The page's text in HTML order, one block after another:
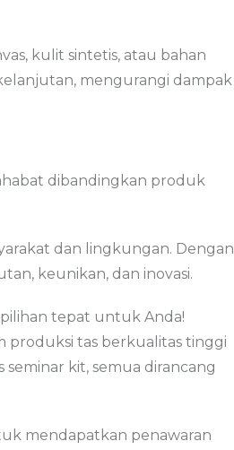
kulit sintetis, atau bahan
mengurangi dampak
dibandingkan produk
dan lingkungan. Dengan
keunikan, dan inovasi.
tepat untuk Anda!
produksi tas berkualitas tinggi
kit, semua dirancang
mendapatkan penawaran